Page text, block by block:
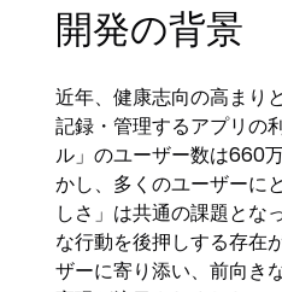
開発の背景
近年、健康志向の高まり
記録・管理するアプリの
ル」のユーザー数は660
かし、多くのユーザーに
しさ」は共通の課題とな
な行動を後押しする存在
ザーに寄り添い、前向き